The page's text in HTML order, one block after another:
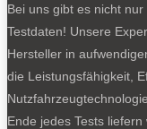
Bei uns gibt es nicht
Testdaten! Unsere
Hersteller in
die Leistungsfähigkeit,
Ende jedes Tests